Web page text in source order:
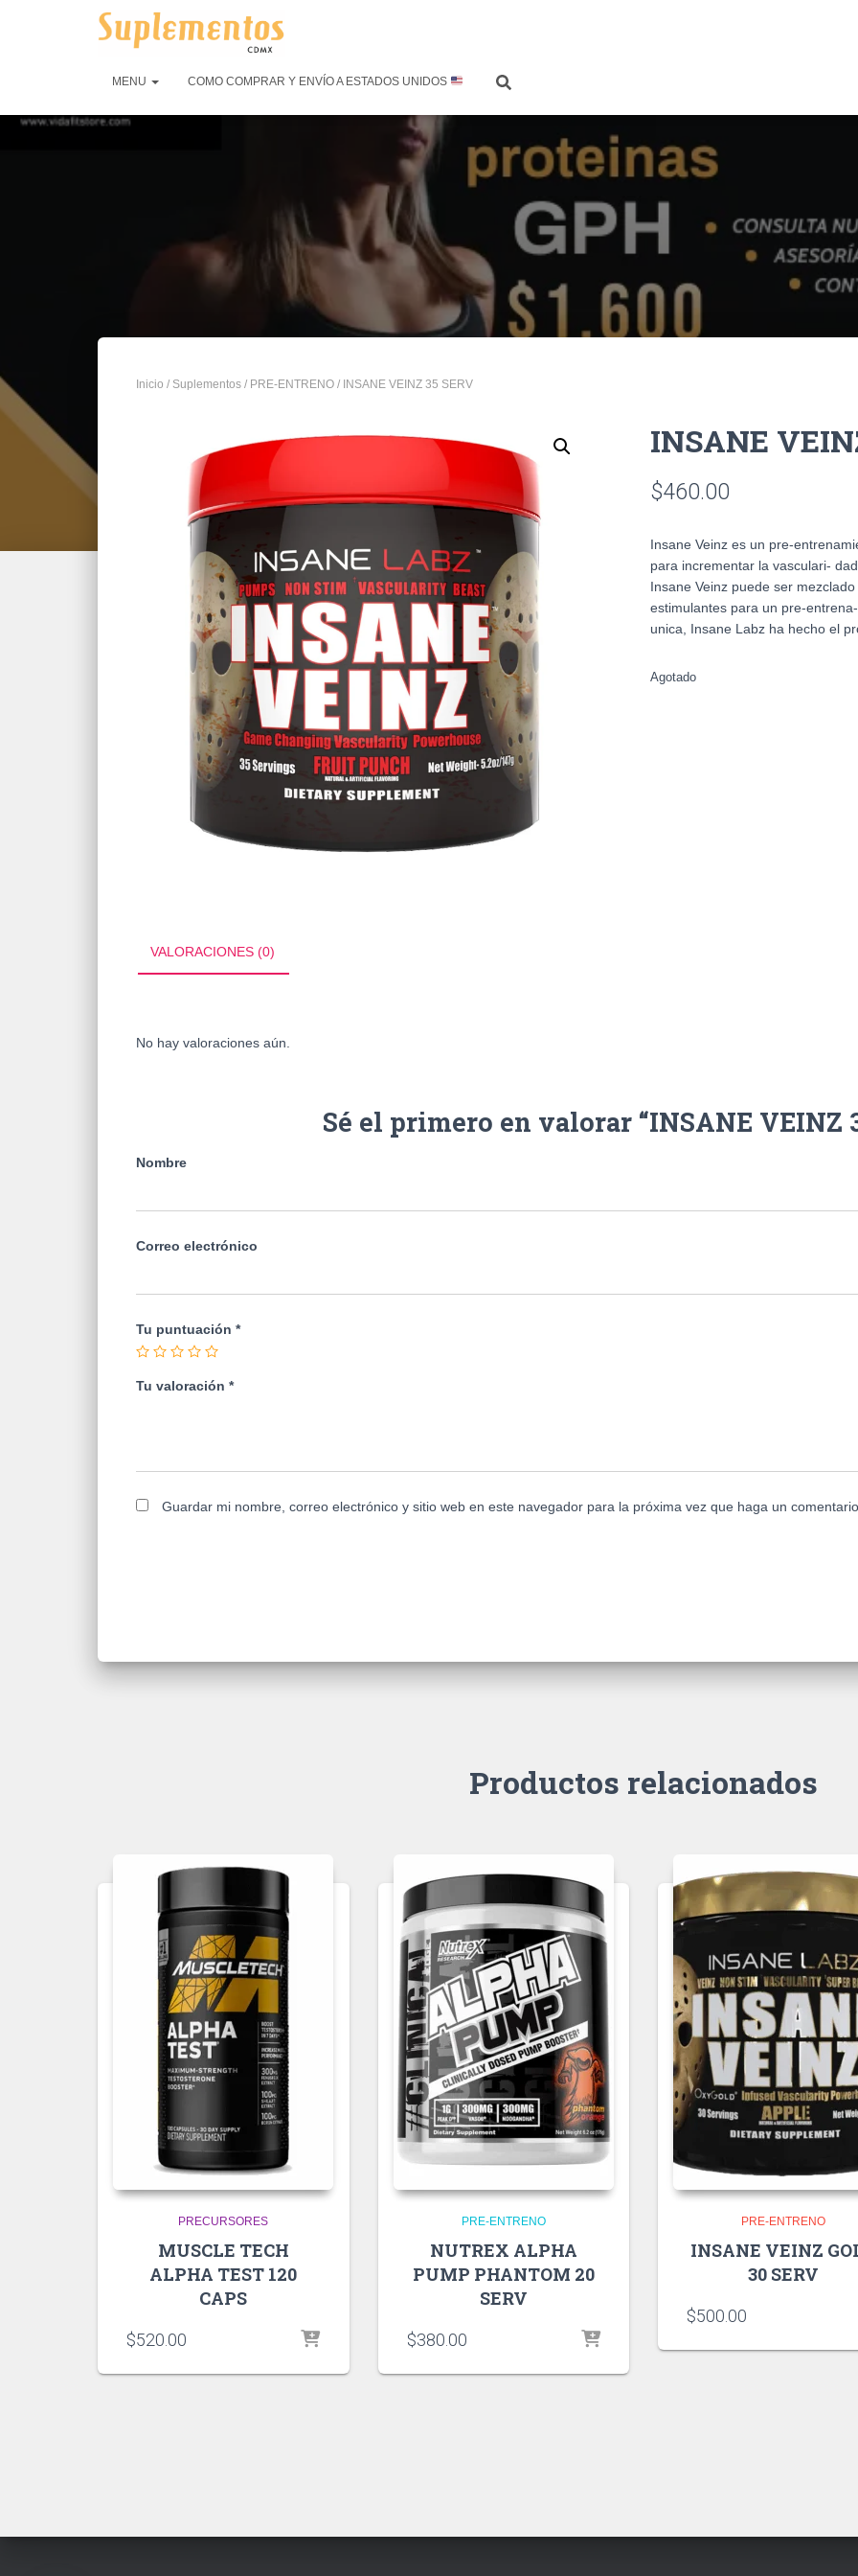
MENU COMO COMPRAR Y ENVÍO A ESTADOS UNIDOS
Inicio / Suplementos / PRE-ENTRENO / INSANE VEINZ 35 SERV
INSANE
$460.00
Insane Veinz es un pre-
para incrementar la vasculari-
Insane Veinz puede ser
estimulantes para un pre-
unica, Insane Labz ha hecho el
Agotado
VALORACIONES (0)
No hay valoraciones aún.
Sé el primero en valorar “INSANE VEINZ
Nombre
Correo electrónico
Tu puntuación *
Tu valoración *
Guardar mi nombre, correo electrónico y sitio web en este navegador para la próxima vez que haga un
Productos relacionados
PRECURSORES
MUSCLE TECH
ALPHA TEST 120
CAPS
$520.00
PRE-ENTRENO
NUTREX ALPHA
PUMP PHANTOM 20
SERV
$380.00
PRE-ENTRENO
INSANE VEINZ
30 SERV
$500.00